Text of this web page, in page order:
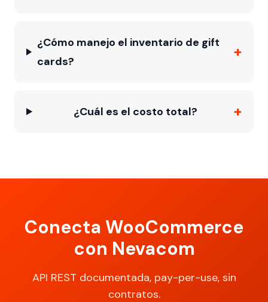
¿Cómo manejo el inventario de gift
cards?
+
¿Cuál es el costo total? +
Conecta WooCommerce
con Nevacom
API REST documentada, pay-per-use, sin
contratos.